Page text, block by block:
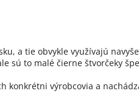
a tie obvykle využívajú
sú to malé čierne štvorčeky
výrobcovia a